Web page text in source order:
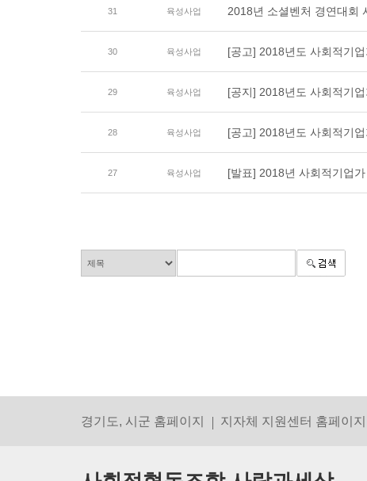
31 육성사업 2018년 소셜벤처 경연대회
30 육성사업 [공고] 2018년도 사회적기
29 육성사업 [공지] 2018년도 사회적기
28 육성사업 [공고] 2018년도 사회적기
27 육성사업 [발표] 2018년 사회적기업
경기도, 시군 홈페이지 지자체 지원센터 홈페이지